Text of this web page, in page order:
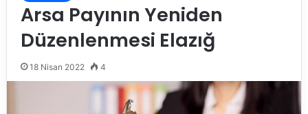
Arsa Payının Yeniden
Düzenlenmesi Elazığ
18 Nisan 2022 4